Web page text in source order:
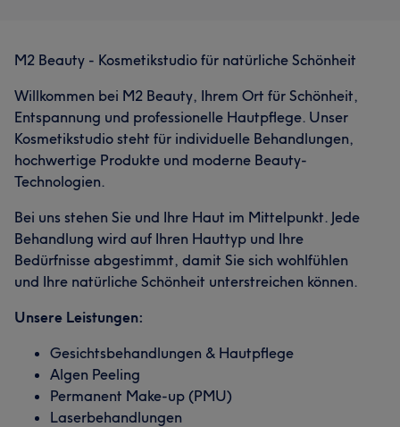
M2 Beauty - Kosmetikstudio für natürliche Schönheit
Willkommen bei M2 Beauty, Ihrem Ort für Schönheit,
Entspannung und professionelle Hautpflege. Unser
Kosmetikstudio steht für individuelle Behandlungen,
hochwertige Produkte und moderne Beauty-
Technologien.
Bei uns stehen Sie und Ihre Haut im Mittelpunkt. Jede
Behandlung wird auf Ihren Hauttyp und Ihre
Bedürfnisse abgestimmt, damit Sie sich wohlfühlen
und Ihre natürliche Schönheit unterstreichen können.
Unsere Leistungen:
Gesichtsbehandlungen & Hautpflege
Algen Peeling
Permanent Make-up (PMU)
Laserbehandlungen